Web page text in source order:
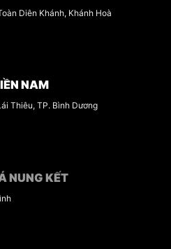
Diên Khánh, Khánh Hoà
NAM
Thiêu, TP. Bình Dương
NUNG KẾT